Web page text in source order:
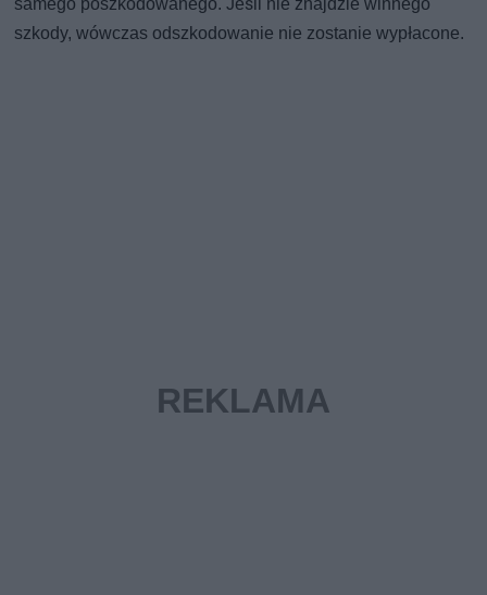
szkody, wówczas odszkodowanie nie zostanie wypłacone.